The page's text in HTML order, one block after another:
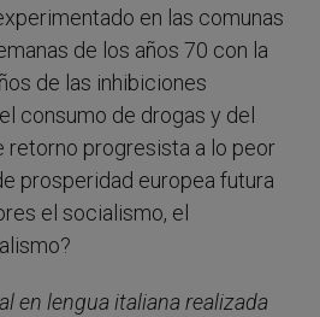
en las comunas
de los años 70 con la
de las inhibiciones
consumo de drogas y del
retorno progresista a lo peor
prosperidad europea futura
el socialismo, el
en lengua italiana realizada